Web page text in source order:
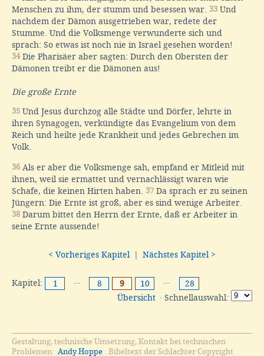
Menschen zu ihm, der stumm und besessen war. 33 Und
nachdem der Dämon ausgetrieben war, redete der
Stumme. Und die Volksmenge verwunderte sich und
sprach: So etwas ist noch nie in Israel gesehen worden!
34Die Pharisäer aber sagten: Durch den Obersten der
Dämonen treibt er die Dämonen aus!
Die große Ernte
35 Und Jesus durchzog alle Städte und Dörfer, lehrte in
ihren Synagogen, verkündigte das Evangelium von dem
Reich und heilte jede Krankheit und jedes Gebrechen im
Volk.
36 Als er aber die Volksmenge sah, empfand er Mitleid mit
ihnen, weil sie ermattet und vernachlässigt waren wie
Schafe, die keinen Hirten haben. 37 Da sprach er zu seinen
Jüngern: Die Ernte ist groß, aber es sind wenige Arbeiter.
38 Darum bittet den Herrn der Ernte, daß er Arbeiter in
seine Ernte aussende!
< Vorheriges Kapitel Nächstes Kapitel >
Kapitel: 1 ··· 8 9 10 ···
28
Übersicht · Schnellauswahl:
Gestaltung, technische Umsetzung, Kontakt bei technischen
Problemen: Andy Hoppe . Bibeltext der Schlachter Copyright